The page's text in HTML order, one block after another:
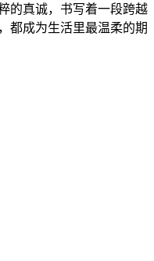
的真诚，书写着一段跨越
都成为生活里最温柔的期